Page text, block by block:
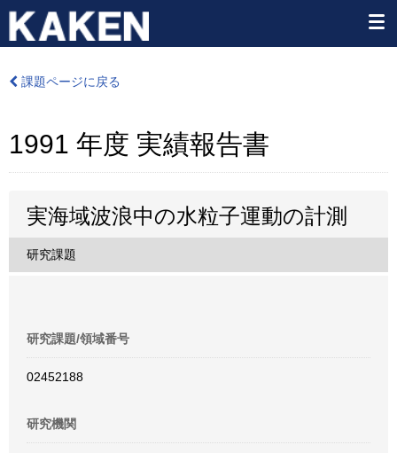
課題ページに戻る
1991 年度 実績報告書
実海域波浪中の水粒子運動の計測
研究課題
研究課題/領域番号
02452188
研究機関